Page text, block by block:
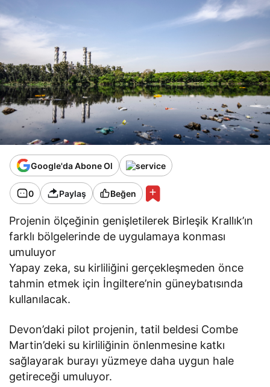
Google'da Abone Ol
0 Paylaş Beğen
Projenin ölçeğinin genişletilerek Birleşik Krallık’ın
farklı bölgelerinde de uygulamaya konması
umuluyor
Yapay zeka, su kirliliğini gerçekleşmeden önce
tahmin etmek için İngiltere’nin güneybatısında
kullanılacak.
Devon’daki pilot projenin, tatil beldesi Combe
Martin’deki su kirliliğinin önlenmesine katkı
sağlayarak burayı yüzmeye daha uygun hale
getireceği umuluyor.